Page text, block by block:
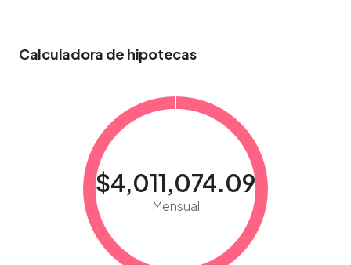
Calculadora de hipotecas
$4,011,074.09
Mensual